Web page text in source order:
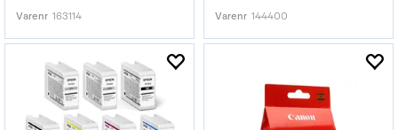
Varenr 163114 Varenr 144400